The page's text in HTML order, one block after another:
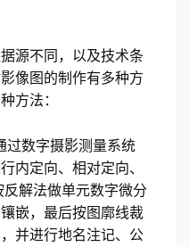
源不同，以及技术条
像图的制作有多种方
方法：
过数字摄影测量系统
内定向、相对定向、
解法做单元数字微分
嵌，最后按图廓线裁
并进行地名注记、公